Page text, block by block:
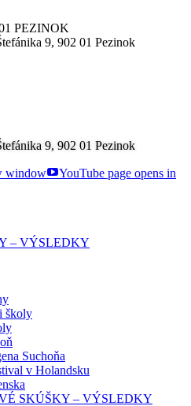
PEZINOK
9, 902 01 Pezinok
9, 902 01 Pezinok
window
YouTube page opens in
– VÝSLEDKY
školy
Suchoňa
v Holandsku
SKÚŠKY – VÝSLEDKY